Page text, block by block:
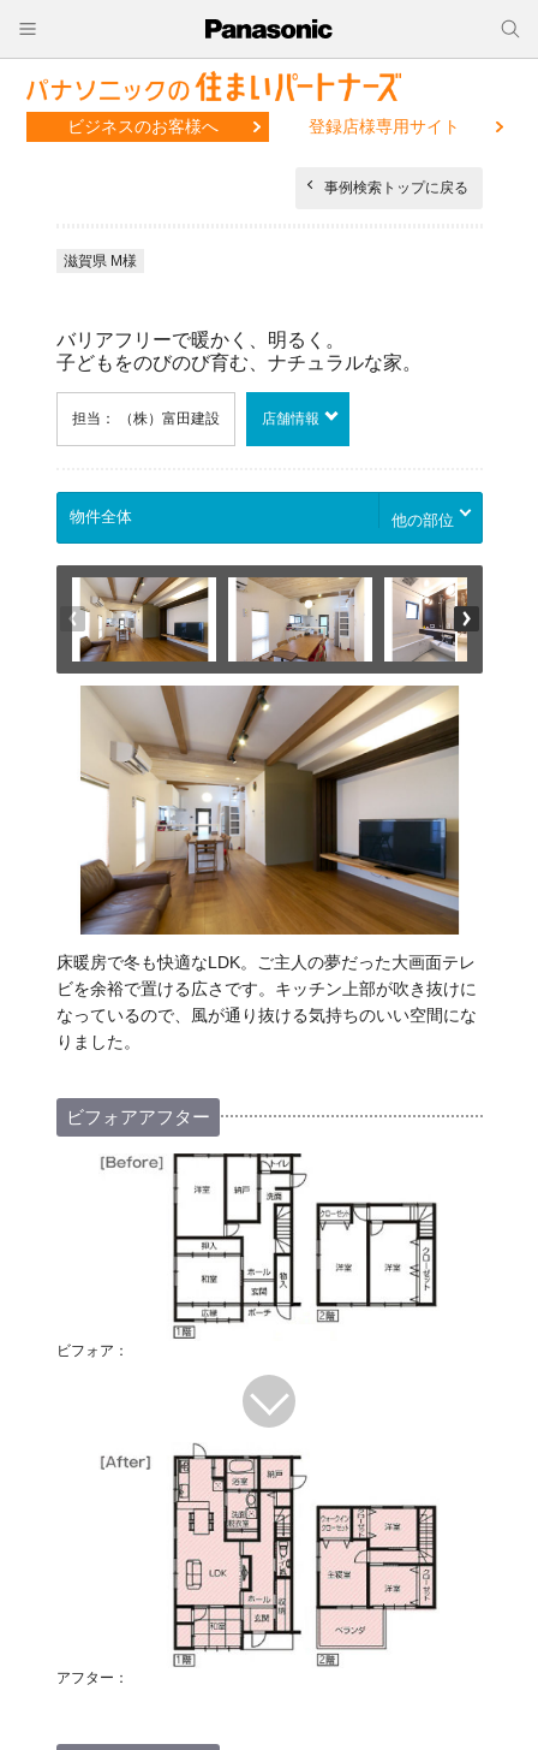
ビジネスのお客様へ 登録店様専用サイト
事例検索トップに戻る
滋賀県 M様
バリアフリーで暖かく、明るく。
子どもをのびのび育む、ナチュラルな家。
担当： （株）富田建設 店舗情報
他の部位
床暖房で冬も快適なLDK。ご主人の夢だった大画面テレ
ビを余裕で置ける広さです。キッチン上部が吹き抜けに
なっているので、風が通り抜ける気持ちのいい空間にな
りました。
ビフォアアフター
ビフォア：
アフター：